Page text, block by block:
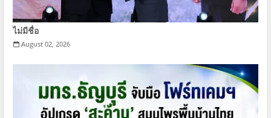
ไม่มีชื่อ
August 02, 2026